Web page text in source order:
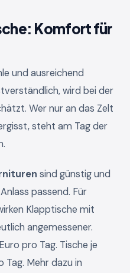
Komfort für
und ausreichend
wird bei der
Wer nur an das Zelt
steht am Tag der
sind günstig und
passend. Für
Klapptische mit
angemessener.
pro Tag. Tische je
Tag. Mehr dazu in